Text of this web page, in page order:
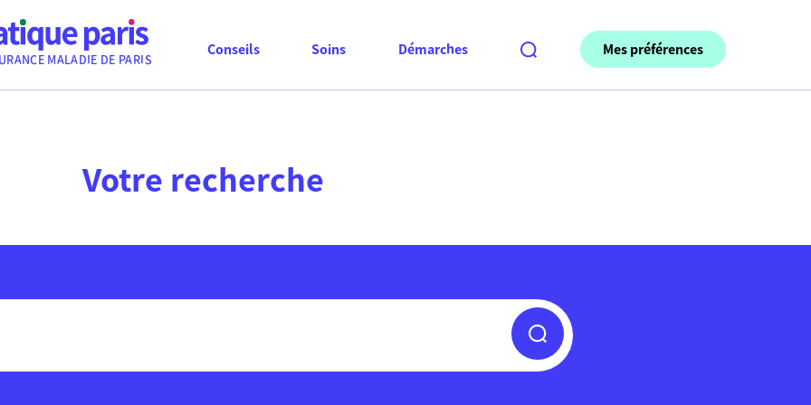
MALADIE DE PARIS
Conseils Soins Démarches Mes préférences
Votre recherche